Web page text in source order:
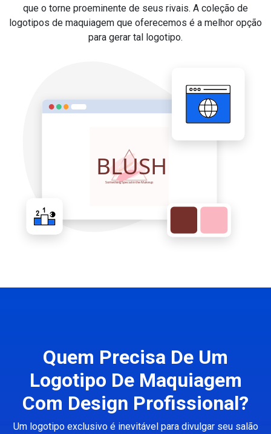
que o torne proeminente de seus rivais. A coleção de
logotipos de maquiagem que oferecemos é a melhor opção
para gerar tal logotipo.
Quem Precisa De Um
Logotipo De Maquiagem
Com Design Profissional?
Um logotipo exclusivo é inevitável para divulgar seu salão